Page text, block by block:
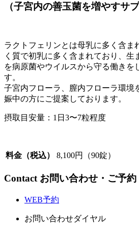
（子宮内の善玉菌を増やすサプ
ラクトフェリンとは母乳に多く含ま
く質で初乳に多く含まれており、生
を病原菌やウイルスから守る働きを
す。
子宮内フローラ、膣内フローラ環境
娠中の方にご提案しております。
摂取目安量：1日3〜7粒程度
料金（税込） 8,100円（90錠）
Contact お問い合わせ・ご予約
WEB予約
お問い合わせダイヤル